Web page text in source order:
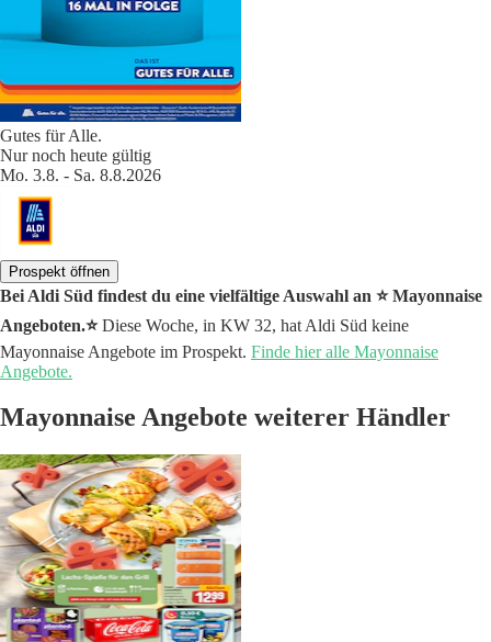
Gutes für Alle.
Nur noch heute gültig
Mo. 3.8. - Sa. 8.8.2026
Prospekt öffnen
Bei Aldi Süd findest du eine vielfältige Auswahl an ⭐️ Mayonnaise
Angeboten.⭐️Diese Woche, in KW 32, hat Aldi Süd keine
Mayonnaise Angebote im Prospekt. Finde hier alle Mayonnaise
Angebote.
Mayonnaise Angebote weiterer Händler